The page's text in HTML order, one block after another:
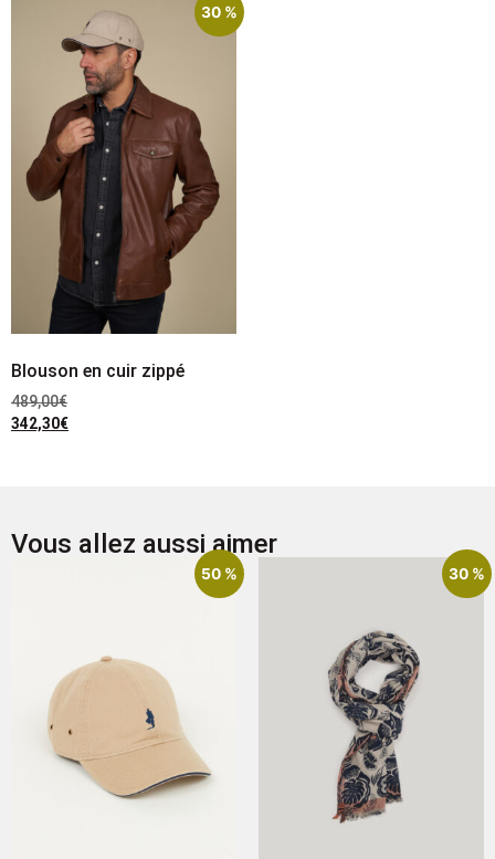
30 %
Blouson en cuir zippé
489,00€
342,30€
Vous allez aussi aimer
50 % 30 %